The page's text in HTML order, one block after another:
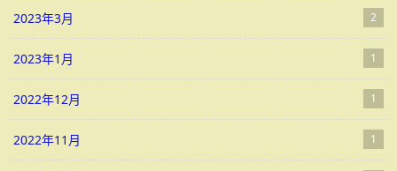
2023年3月 2
2023年1月 1
2022年12月 1
2022年11月 1